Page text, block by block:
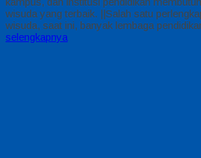
wisuda yang terbaik. ||Salah satu
wisuda, saat ini, banyak lembaga
selengkapnya